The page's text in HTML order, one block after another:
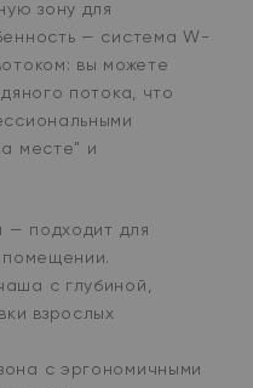
зону для
— система W-
вы можете
потока, что
месте" и
— подходит для
помещении.
с глубиной,
взрослых
с эргономичными